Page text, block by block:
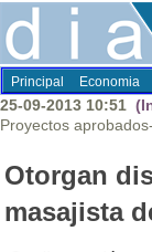
Principal Economia
25-09-2013 10:51
Proyectos
Otorgan
masajista